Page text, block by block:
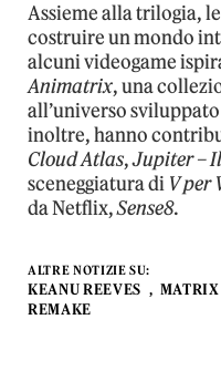
Assieme alla trilogia,
costruire un mondo
alcuni videogame
Animatrix, una
all’universo
inoltre, hanno
Cloud Atlas,Jupiter –
sceneggiatura di V per
da Netflix,Sense8.
ALTRE NOTIZIE SU:
KEANU REEVES MATRIX
REMAKE